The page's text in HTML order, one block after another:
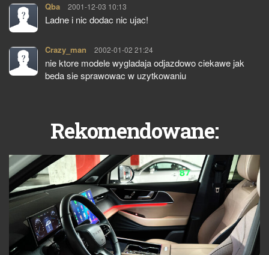
Qba pisze:
2001-12-03 10:13
Ladne i nic dodac nic ujac!
Crazy_man pisze:
2002-01-02 21:24
nie ktore modele wygladaja odjazdowo ciekawe jak
beda sie sprawowac w uzytkowaniu
Rekomendowane: